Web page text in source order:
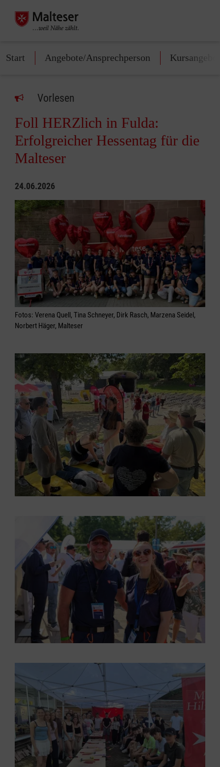
Start Angebote/Ansprechperson Kursangebot
Vorlesen
Foll HERZlich in Fulda:
Erfolgreicher Hessentag für die
Malteser
24.06.2026
Fotos: Verena Quell, Tina Schneyer, Dirk Rasch, Marzena Seidel,
Norbert Häger, Malteser